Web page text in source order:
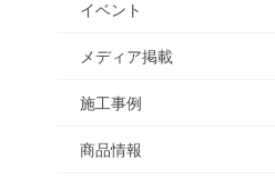
イベント
メディア掲載
施工事例
商品情報